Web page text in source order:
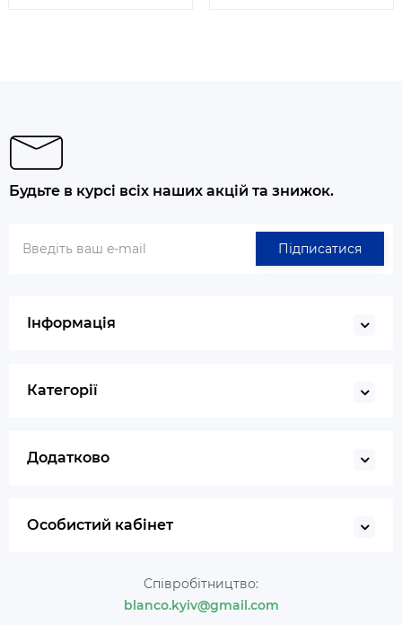
Будьте в курсі всіх наших акцій та знижок.
Підписатися
Інформація
Категорії
Додатково
Особистий кабінет
Співробітництво:
blanco.kyiv@gmail.com